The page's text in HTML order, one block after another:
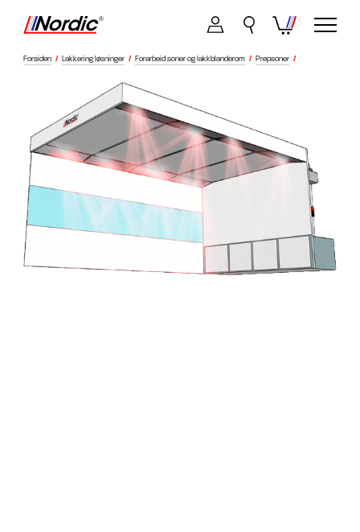
Forsiden / Lakkering løsninger / Forarbeid soner og lakkblanderom / Prepsoner /